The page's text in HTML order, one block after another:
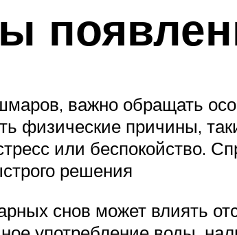
важно обращать
физические причины,
или беспокойство.
решения
снов может влиять